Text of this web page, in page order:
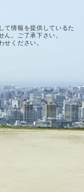
て情報を提供しているた
。ご了承下さい。
せください。